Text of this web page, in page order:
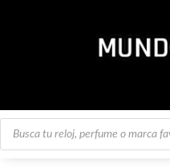
Búsqueda